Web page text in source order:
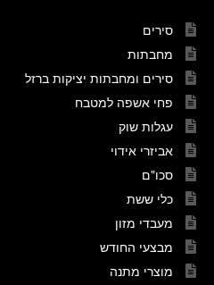
סירים
מחבתות
סירים ומחבתות יציקות ברזל
פחי אשפה למטבח
עגלות שוק
אביזרי אידוי
סכו"ם
כלי ששת
מעבדי מזון
מבצעי החודש
מוצרי מתנה